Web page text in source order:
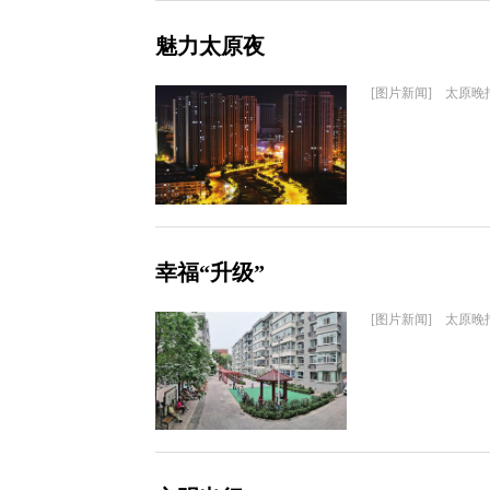
魅力太原夜
[图片新闻] 太原晚
幸福“升级”
[图片新闻] 太原晚